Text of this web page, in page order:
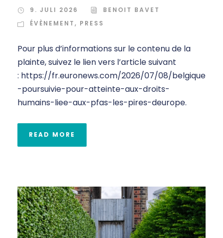
9. JULI 2026
BENOIT BAVET
ÉVÈNEMENT, PRESS
Pour plus d’informations sur le contenu de la
plainte, suivez le lien vers l’article suivant
: https://fr.euronews.com/2026/07/08/belgique
-poursuivie-pour-atteinte-aux-droits-
humains-liee-aux-pfas-les-pires-deurope.
READ MORE